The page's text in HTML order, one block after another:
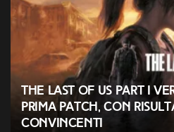
The Last of Us Part I
prima patch, con
convincenti